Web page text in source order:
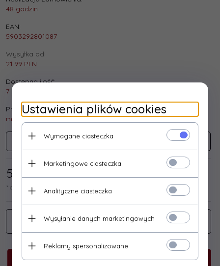
48 godzin
EAN:
5903292801087
Wysyłka od:
21.99 PLN
Dostępna ilość:
7 szt.
Producent:
maclean
505,69 / 622,00 PLN*
* cena netto / brutto
KUP TERAZ!
Ustawienia plików cookies
Wymagane ciasteczka
Marketingowe ciasteczka
Analityczne ciasteczka
Wysyłanie danych marketingowych
Reklamy spersonalizowane